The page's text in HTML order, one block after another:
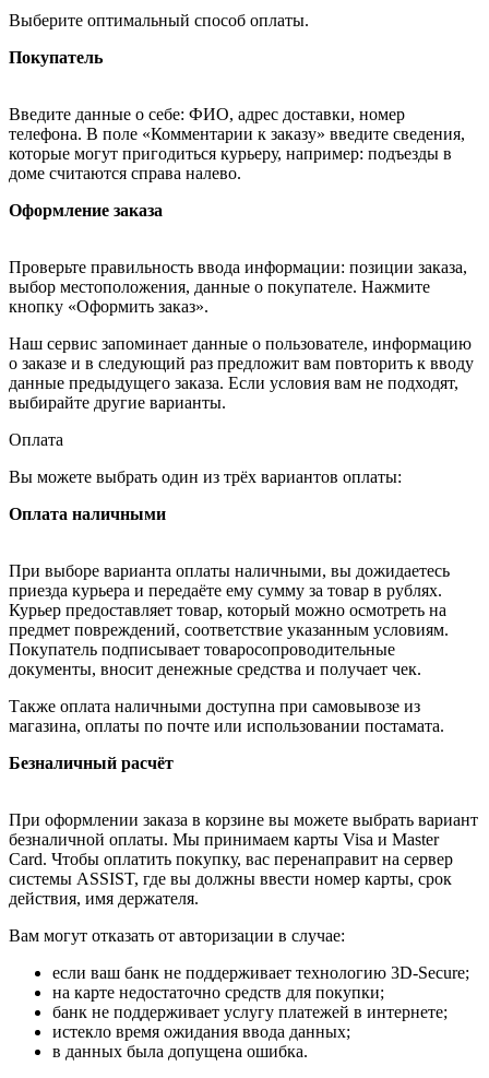
Выберите оптимальный способ оплаты.
Покупатель
Введите данные о себе: ФИО, адрес доставки, номер
телефона. В поле «Комментарии к заказу» введите сведения,
которые могут пригодиться курьеру, например: подъезды в
доме считаются справа налево.
Оформление заказа
Проверьте правильность ввода информации: позиции заказа,
выбор местоположения, данные о покупателе. Нажмите
кнопку «Оформить заказ».
Наш сервис запоминает данные о пользователе, информацию
о заказе и в следующий раз предложит вам повторить к вводу
данные предыдущего заказа. Если условия вам не подходят,
выбирайте другие варианты.
Оплата
Вы можете выбрать один из трёх вариантов оплаты:
Оплата наличными
При выборе варианта оплаты наличными, вы дожидаетесь
приезда курьера и передаёте ему сумму за товар в рублях.
Курьер предоставляет товар, который можно осмотреть на
предмет повреждений, соответствие указанным условиям.
Покупатель подписывает товаросопроводительные
документы, вносит денежные средства и получает чек.
Также оплата наличными доступна при самовывозе из
магазина, оплаты по почте или использовании постамата.
Безналичный расчёт
При оформлении заказа в корзине вы можете выбрать вариант
безналичной оплаты. Мы принимаем карты Visa и Master
Card. Чтобы оплатить покупку, вас перенаправит на сервер
системы ASSIST, где вы должны ввести номер карты, срок
действия, имя держателя.
Вам могут отказать от авторизации в случае:
если ваш банк не поддерживает технологию 3D-Secure;
на карте недостаточно средств для покупки;
банк не поддерживает услугу платежей в интернете;
истекло время ожидания ввода данных;
в данных была допущена ошибка.